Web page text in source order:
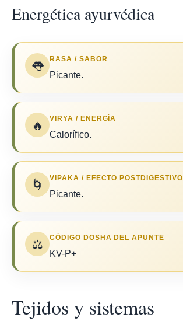
Energética ayurvédica
👅 RASA / SABOR
Picante.
🔥 VIRYA / ENERGÍA
Calorífico.
🌀 VIPAKA / EFECTO POSTDIGESTIVO
Picante.
⚖️ CÓDIGO DOSHA DEL APUNTE
KV-P+
Tejidos y sistemas